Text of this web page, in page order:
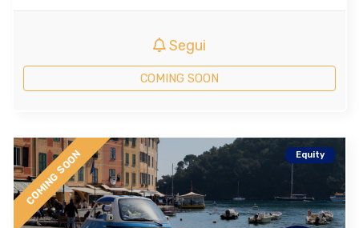
Segui
COMING SOON
COMING SOON Equity